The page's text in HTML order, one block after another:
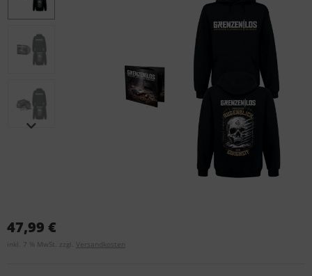
47,99 €
inkl. 7 % MwSt. zzgl. Versandkosten